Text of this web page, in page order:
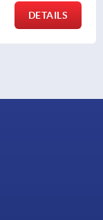
DETAILS